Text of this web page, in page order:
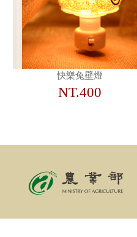
快樂兔壁燈
NT.400